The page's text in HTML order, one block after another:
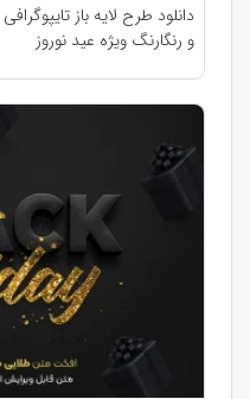
و رنگارنگ ویژه عید نوروز